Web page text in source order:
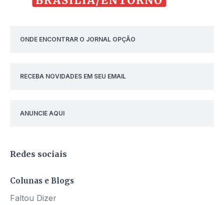
ONDE ENCONTRAR O JORNAL OPÇÃO
RECEBA NOVIDADES EM SEU EMAIL
ANUNCIE AQUI
Redes sociais
Colunas e Blogs
Faltou Dizer